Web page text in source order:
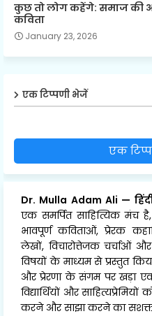
कुछ तो लोग कहेंगे: समाज की
कविता
January 23, 2026
एक टिप्पणी भेजें
एक
Dr. Mulla Adam Ali —
एक समर्पित साहित्यिक मंच
भावपूर्ण कविताओं, प्रेरक
लेखों, विचारोत्तेजक चर्चाओं
विषयों के माध्यम से प्रस्तुत
और प्रेरणा के संगम पर खड़ा
विद्यार्थियों और
करने और साझा करने का सशक्त